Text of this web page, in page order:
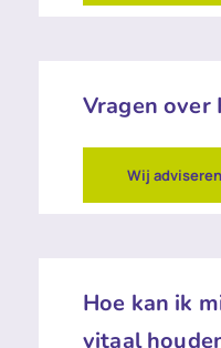
Vragen over
Wij
Hoe kan ik
vitaal